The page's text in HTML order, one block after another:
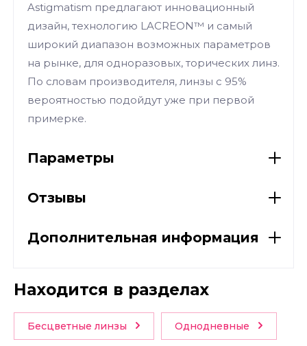
Astigmatism предлагают инновационный
дизайн, технологию LACREON™ и самый
широкий диапазон возможных параметров
на рынке, для одноразовых, торических линз.
По словам производителя, линзы с 95%
вероятностью подойдут уже при первой
примерке.
Параметры
Отзывы
Дополнительная информация
Находится в разделах
Бесцветные линзы Однодневные